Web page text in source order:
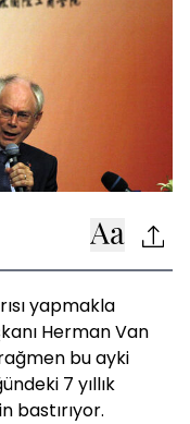
yapmakla
Herman Van
bu ayki
7 yıllık
bastırıyor.